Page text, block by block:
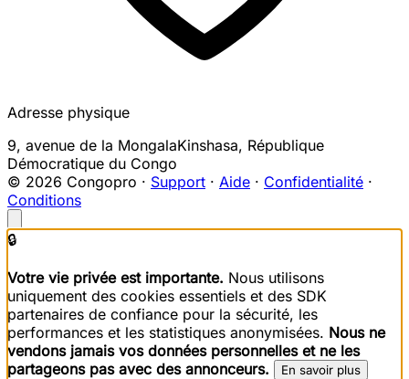
Adresse physique
9, avenue de la MongalaKinshasa, République
Démocratique du Congo
© 2026 Congopro · Support · Aide · Confidentialité ·
Conditions
🔒
Votre vie privée est importante. Nous utilisons
uniquement des cookies essentiels et des SDK
partenaires de confiance pour la sécurité, les
performances et les statistiques anonymisées. Nous ne
vendons jamais vos données personnelles et ne les
partageons pas avec des annonceurs.
En savoir plus